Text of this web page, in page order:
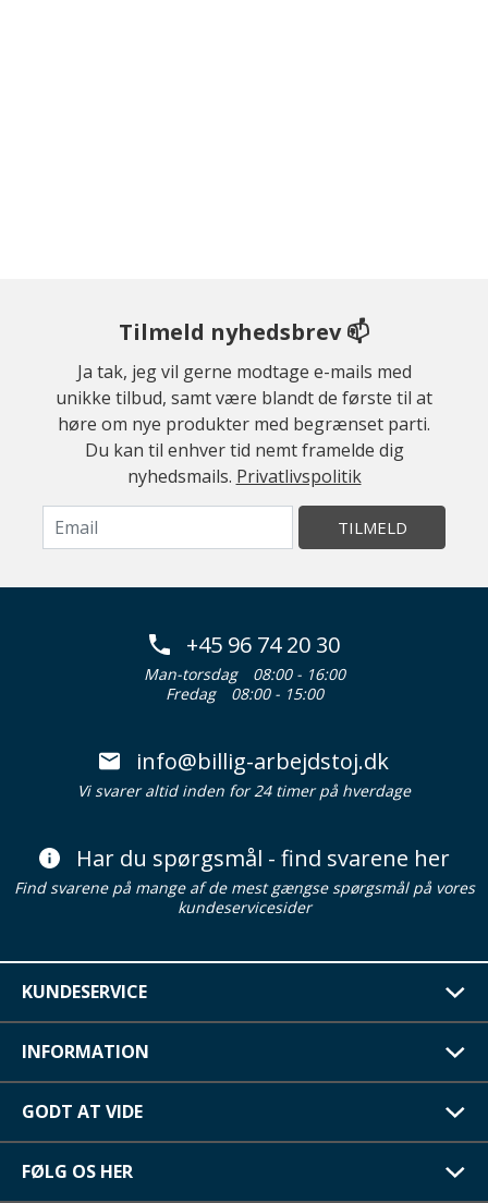
Tilmeld nyhedsbrev 📫
Ja tak, jeg vil gerne modtage e-mails med
unikke tilbud, samt være blandt de første til at
høre om nye produkter med begrænset parti.
Du kan til enhver tid nemt framelde dig
nyhedsmails. Privatlivspolitik
TILMELD
+45 96 74 20 30
Man-torsdag
08:00 - 16:00
Fredag
08:00 - 15:00
info@billig-arbejdstoj.dk
Vi svarer altid inden for 24 timer på hverdage
Har du spørgsmål - find svarene her
Find svarene på mange af de mest gængse spørgsmål på vores
kundeservicesider
KUNDESERVICE
INFORMATION
GODT AT VIDE
FØLG OS HER